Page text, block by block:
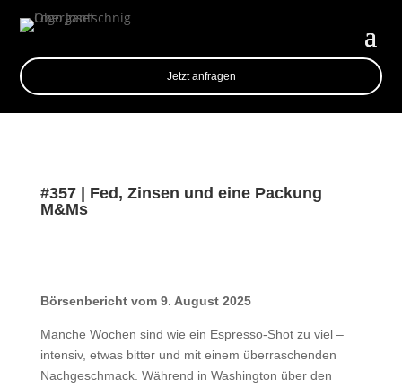
Jetzt anfragen
#357 | Fed, Zinsen und eine Packung
M&Ms
Börsenbericht vom 9. August 2025
Manche Wochen sind wie ein Espresso-Shot zu viel –
intensiv, etwas bitter und mit einem überraschenden
Nachgeschmack. Während in Washington über den